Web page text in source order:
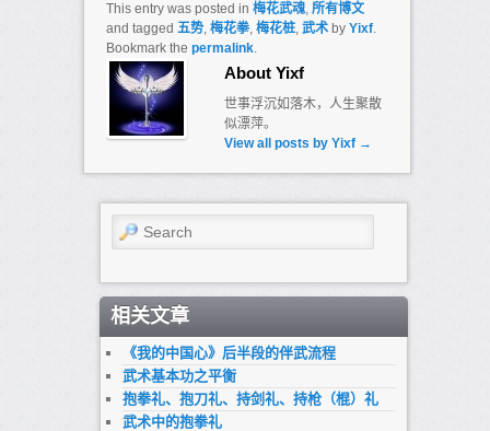
This entry was posted in 梅花武魂, 所有博文
and tagged 五势, 梅花拳, 梅花桩, 武术by Yixf.
Bookmark the permalink.
About Yixf
世事浮沉如落木，人生聚散
似漂萍。
View all posts by Yixf →
Search
相关文章
《我的中国心》后半段的伴武流程
武术基本功之平衡
抱拳礼、抱刀礼、持剑礼、持枪（棍）礼
武术中的抱拳礼